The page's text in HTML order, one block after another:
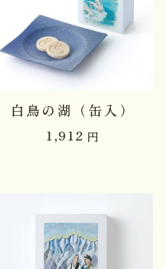
白鳥の湖（缶入）
1,912 円